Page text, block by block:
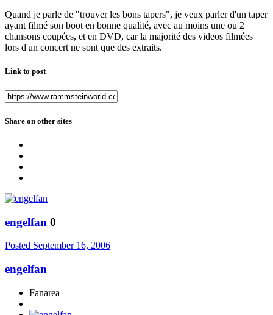
Quand je parle de "trouver les bons tapers", je veux parler d'un taper
ayant filmé son boot en bonne qualité, avec au moins une ou 2
chansons coupées, et en DVD, car la majorité des videos filmées
lors d'un concert ne sont que des extraits.
Link to post
Share on other sites
engelfan 0
Posted September 16, 2006
engelfan
Fanarea